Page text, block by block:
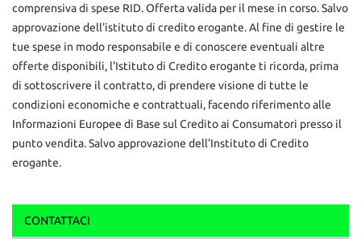
comprensiva di spese RID. Offerta valida per il mese in corso. Salvo
approvazione dell'istituto di credito erogante. Al fine di gestire le
tue spese in modo responsabile e di conoscere eventuali altre
offerte disponibili, l'Istituto di Credito erogante ti ricorda, prima
di sottoscrivere il contratto, di prendere visione di tutte le
condizioni economiche e contrattuali, facendo riferimento alle
Informazioni Europee di Base sul Credito ai Consumatori presso il
punto vendita. Salvo approvazione dell'Instituto di Credito
erogante.
CONTATTACI